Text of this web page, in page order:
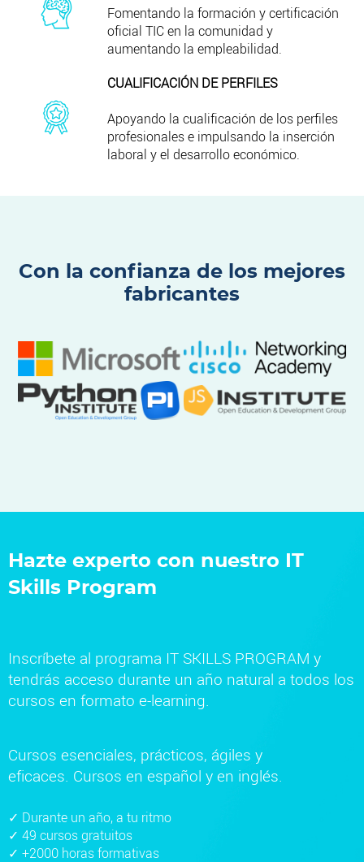
Fomentando la formación y certificación
oficial TIC en la comunidad y
aumentando la empleabilidad.
CUALIFICACIÓN DE PERFILES
Apoyando la cualificación de los perfiles
profesionales e impulsando la inserción
laboral y el desarrollo económico.
Con la confianza de los mejores
fabricantes
Hazte experto con nuestro IT
Skills Program
Inscríbete al programa IT SKILLS PROGRAM y
tendrás acceso durante un año natural a todos los
cursos en formato e-learning.
Cursos esenciales, prácticos, ágiles y
eficaces. Cursos en español y en inglés.
✓ Durante un año, a tu ritmo
✓ 49 cursos gratuitos
✓ +2000 horas formativas